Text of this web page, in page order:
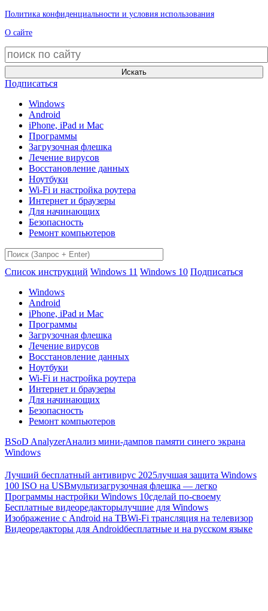
Политика конфиденциальности и условия использования
О сайте
Искать
Подписаться
Windows
Android
iPhone, iPad и Mac
Программы
Загрузочная флешка
Лечение вирусов
Восстановление данных
Ноутбуки
Wi-Fi и настройка роутера
Интернет и браузеры
Для начинающих
Безопасность
Ремонт компьютеров
Список инструкций Windows 11 Windows 10 Подписаться
Windows
Android
iPhone, iPad и Mac
Программы
Загрузочная флешка
Лечение вирусов
Восстановление данных
Ноутбуки
Wi-Fi и настройка роутера
Интернет и браузеры
Для начинающих
Безопасность
Ремонт компьютеров
BSoD AnalyzerАнализ мини-дампов памяти синего экрана
Windows
Лучший бесплатный антивирус 2025лучшая защита Windows
100 ISO на USBмультизагрузочная флешка — легко
Программы настройки Windows 10сделай по-своему
Бесплатные видеоредакторылучшие для Windows
Изображение с Android на ТВWi-Fi трансляция на телевизор
Видеоредакторы для Androidбесплатные и на русском языке